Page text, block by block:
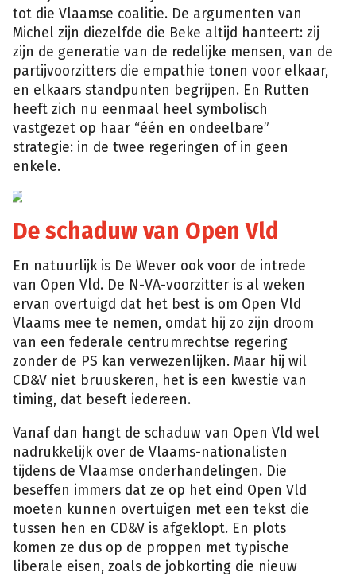
tot die Vlaamse coalitie. De argumenten van
Michel zijn diezelfde die Beke altijd hanteert: zij
zijn de generatie van de redelijke mensen, van de
partijvoorzitters die empathie tonen voor elkaar,
en elkaars standpunten begrijpen. En Rutten
heeft zich nu eenmaal heel symbolisch
vastgezet op haar “één en ondeelbare”
strategie: in de twee regeringen of in geen
enkele.
De schaduw van Open Vld
En natuurlijk is De Wever ook voor de intrede
van Open Vld. De N-VA-voorzitter is al weken
ervan overtuigd dat het best is om Open Vld
Vlaams mee te nemen, omdat hij zo zijn droom
van een federale centrumrechtse regering
zonder de PS kan verwezenlijken. Maar hij wil
CD&V niet bruuskeren, het is een kwestie van
timing, dat beseft iedereen.
Vanaf dan hangt de schaduw van Open Vld wel
nadrukkelijk over de Vlaams-nationalisten
tijdens de Vlaamse onderhandelingen. Die
beseffen immers dat ze op het eind Open Vld
moeten kunnen overtuigen met een tekst die
tussen hen en CD&V is afgeklopt. En plots
komen ze dus op de proppen met typische
liberale eisen, zoals de jobkorting die nieuw